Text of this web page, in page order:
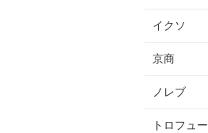
イクソ
京商
ノレブ
トロフュー